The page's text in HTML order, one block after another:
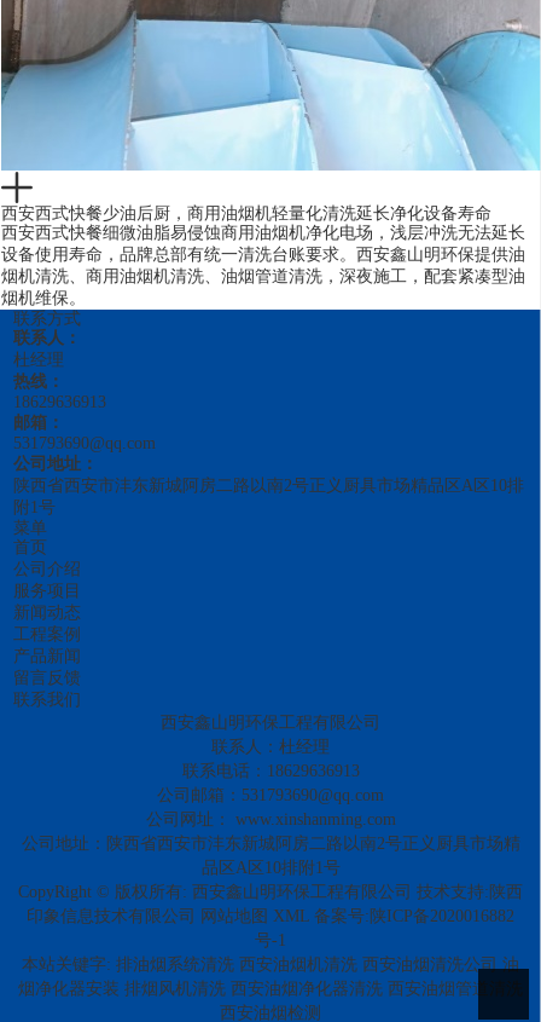
西安西式快餐少油后厨，商用油烟机轻量化清洗延长净化设备寿命
西安西式快餐细微油脂易侵蚀商用油烟机净化电场，浅层冲洗无法延长
设备使用寿命，品牌总部有统一清洗台账要求。西安鑫山明环保提供油
烟机清洗、商用油烟机清洗、油烟管道清洗，深夜施工，配套紧凑型油
烟机维保。
联系方式
联系人：
杜经理
热线：
18629636913
邮箱：
531793690@qq.com
公司地址：
陕西省西安市沣东新城阿房二路以南2号正义厨具市场精品区A区10排
附1号
菜单
首页
公司介绍
服务项目
新闻动态
工程案例
产品新闻
留言反馈
联系我们
西安鑫山明环保工程有限公司
联系人：杜经理
联系电话：18629636913
公司邮箱：531793690@qq.com
公司网址： www.xinshanming.com
公司地址：陕西省西安市沣东新城阿房二路以南2号正义厨具市场精
品区A区10排附1号
CopyRight © 版权所有: 西安鑫山明环保工程有限公司 技术支持: 陕西
印象信息技术有限公司 网站地图 XML 备案号: 陕ICP备2020016882
号-1
本站关键字: 排油烟系统清洗 西安油烟机清洗 西安油烟清洗公司 油
烟净化器安装 排烟风机清洗 西安油烟净化器清洗 西安油烟管道清洗
西安油烟检测